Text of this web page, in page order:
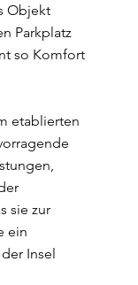
Objekt
Parkplatz
so Komfort
etablierten
sie zur
ein
Insel